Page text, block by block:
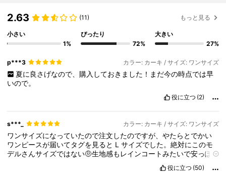
2.63 (11) もっと見る
小さい
1%
ぴったり
72%
大きい
27%
p***3 カラー: カーキ / サイズ: ワンサイズ
夏に良さげなので、購入しておきました！まだ今の時点では早
いので。
役に立つ (2)
s***_ カラー: カーキ / サイズ: ワンサイズ
ワンサイズになっていたので注文したのですが、やたらとでかい
ワンピースが届いてタグを見ると Lサイズでした。絶対にこのモ
デルさんサイズではない🤨生地感もレインコートみたいで安っぽ
た😌シーインではお高めだったので期待していましたが、お勉強
役に立つ (50)